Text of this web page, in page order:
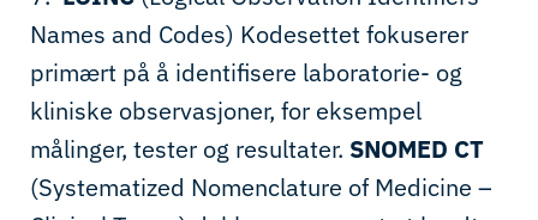
Names and Codes) Kodesettet fokuserer
primært på å identifisere laboratorie- og
kliniske observasjoner, for eksempel
målinger, tester og resultater. SNOMED CT
(Systematized Nomenclature of Medicine –